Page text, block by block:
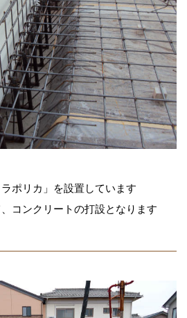
ポリカ」を設置しています
コンクリートの打設となります